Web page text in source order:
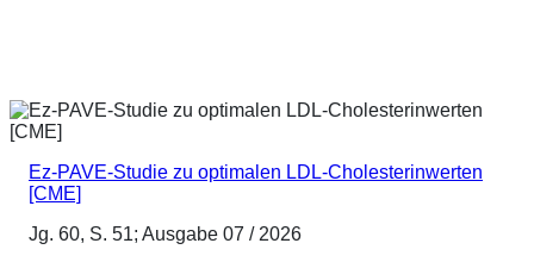
Ez-PAVE-Studie zu optimalen LDL-Cholesterinwerten
[CME]
Jg. 60, S. 51; Ausgabe 07 / 2026